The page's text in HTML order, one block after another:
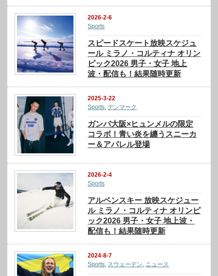
2026-2-6
Sports
スピードスケート放映スケジュ
ール ミラノ・コルティナ オリン
ピック2026 男子・女子 地上
波・配信も！結果随時更新
2025-3-22
Sports,デンマーク
ガンバ大阪×ヒュンメルの限定
コラボ！青い炎を纏うスニーカ
ー＆アパレル登場
2026-2-4
Sports
アルペンスキー 放映スケジュー
ル ミラノ・コルティナ オリンピ
ック2026 男子・女子 地上波・
配信も！結果随時更新
2024-8-7
Sports, スウェーデン, ニュース